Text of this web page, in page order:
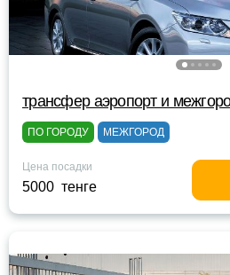
трансфер аэропорт и
ПО ГОРОДУ МЕЖГОРОД
Цена посадки
5000 тенге